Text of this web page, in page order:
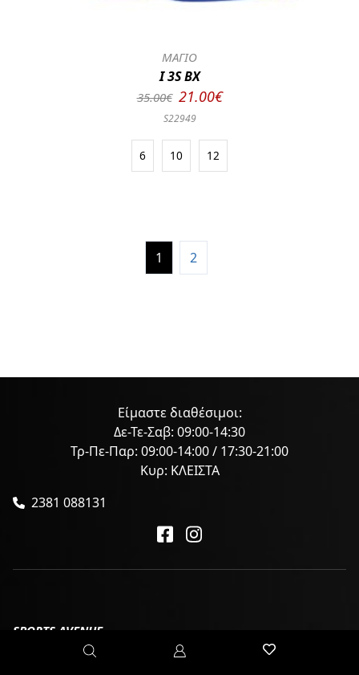
ΜΑΓΙΟ
I 3S BX
35.00€ 21.00€
S22949
6 10 12
1 2
Είμαστε διαθέσιμοι:
Δε-Τε-Σαβ: 09:00-14:30
Τρ-Πε-Παρ: 09:00-14:00 / 17:30-21:00
Κυρ: ΚΛΕΙΣΤΑ
2381 088131
SPORTS AVENUE
Ποιοι Είμαστε